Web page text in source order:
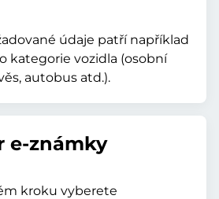
údaje patří například
kategorie vozidla (osobní
autobus atd.).
e-známky
kroku vyberete